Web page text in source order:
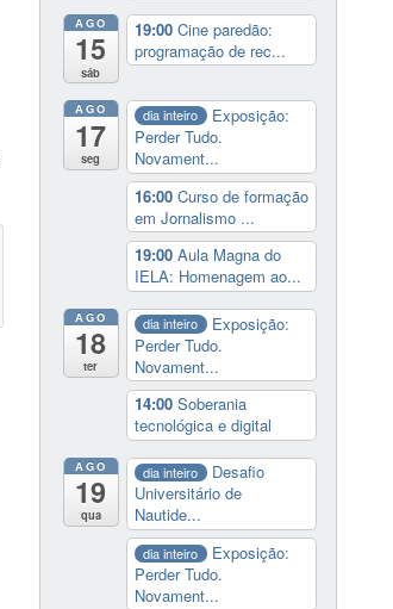
AGO
15
sáb
19:00 Cine paredão:
programação de rec...
AGO
17
seg
dia inteiro
Exposição:
Perder Tudo.
Novament...
16:00 Curso de formação
em Jornalismo ...
19:00 Aula Magna do
IELA: Homenagem ao...
AGO
18
ter
dia inteiro
Exposição:
Perder Tudo.
Novament...
14:00 Soberania
tecnológica e digital
AGO
19
qua
dia inteiro
Desafio
Universitário de
Nautide...
dia inteiro
Exposição:
Perder Tudo.
Novament...